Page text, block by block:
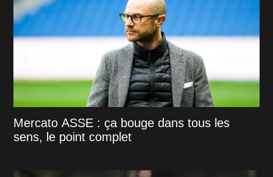
Mercato ASSE : ça bouge dans tous les
sens, le point complet